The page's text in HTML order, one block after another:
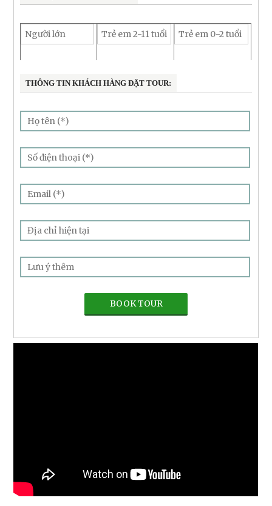
THÔNG TIN KHÁCH HÀNG ĐẶT TOUR: